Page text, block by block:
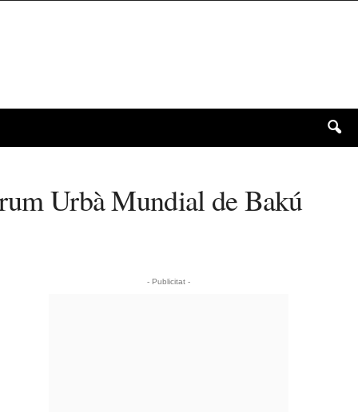
Urbà Mundial de Bakú
- Publicitat -